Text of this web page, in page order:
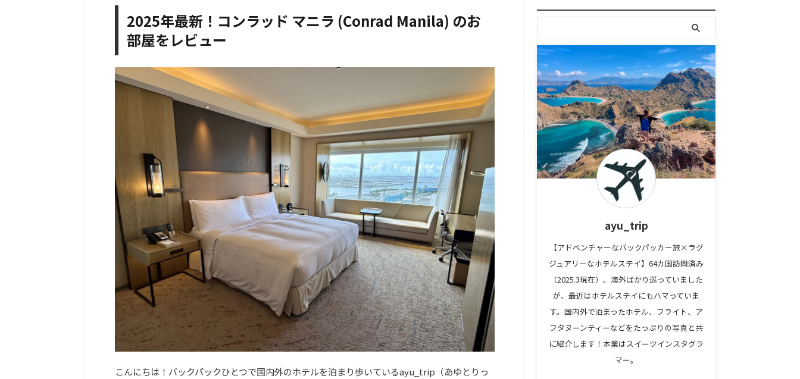
2025年最新！コンラッド マニラ (Conrad Manila) のお
部屋をレビュー
こんにちは！バックパックひとつで国内外のホテルを泊まり歩いているayu_trip（あゆとりっ
ayu_trip
【アドベンチャーなバックパッカー旅×ラグ
ジュアリーなホテルステイ】64カ国訪問済み
（2025.3現在）。海外ばかり巡っていました
が、最近はホテルステイにもハマっていま
す。国内外で泊まったホテル、フライト、ア
フタヌーンティーなどをたっぷりの写真と共
に紹介します！本業はスイーツインスタグラ
マー。